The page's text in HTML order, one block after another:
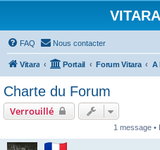
FAQ Nous contacter
Vitara Portail Forum Vitara
Charte du Forum
Verrouillé
1 message •